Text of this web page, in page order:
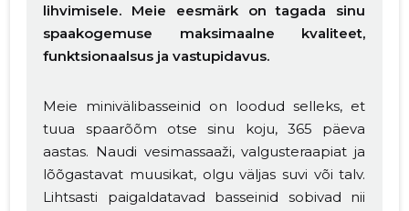
lihvimisele. Meie eesmärk on tagada sinu
spaakogemuse maksimaalne kvaliteet,
funktsionaalsus ja vastupidavus.
Meie minivälibasseinid on loodud selleks, et
tuua spaarõõm otse sinu koju, 365 päeva
aastas. Naudi vesimassaaži, valgusteraapiat ja
lõõgastavat muusikat, olgu väljas suvi või talv.
Lihtsasti paigaldatavad basseinid sobivad nii